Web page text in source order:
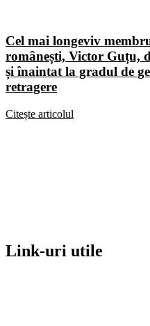
Cel mai longeviv
românești, Victor Guțu,
și înaintat la gradul de
retragere
Citește articolul
Link-uri utile